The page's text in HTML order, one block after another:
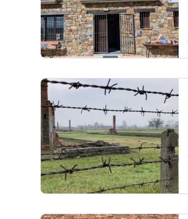
Zum Artikel: Bildungsreise Auschwitz
– Gedenkfeier